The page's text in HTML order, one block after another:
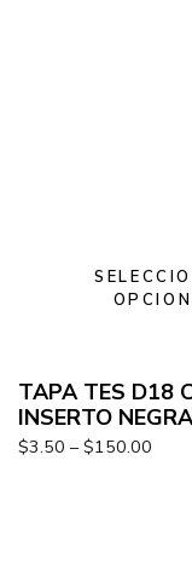
TAPA TES D18
INSERTO NEGRA
$3.50 – $150.00